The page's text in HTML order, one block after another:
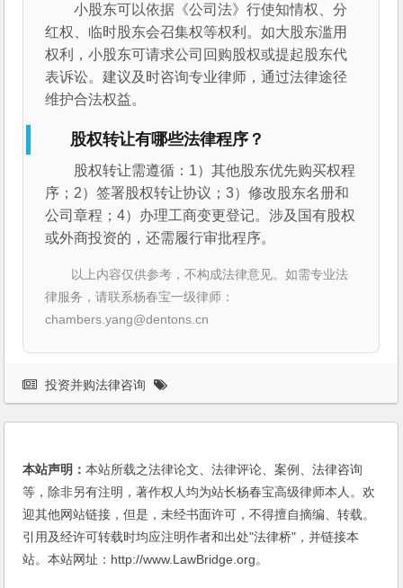
小股东可以依据《公司法》行使知情权、分
红权、临时股东会召集权等权利。如大股东滥用
权利，小股东可请求公司回购股权或提起股东代
表诉讼。建议及时咨询专业律师，通过法律途径
维护合法权益。
股权转让有哪些法律程序？
股权转让需遵循：1）其他股东优先购买权程
序；2）签署股权转让协议；3）修改股东名册和
公司章程；4）办理工商变更登记。涉及国有股权
或外商投资的，还需履行审批程序。
以上内容仅供参考，不构成法律意见。如需专业法
律服务，请联系杨春宝一级律师：
chambers.yang@dentons.cn
投资并购法律咨询
本站声明：本站所载之法律论文、法律评论、案例、法律咨询
等，除非另有注明，著作权人均为站长杨春宝高级律师本人。欢
迎其他网站链接，但是，未经书面许可，不得擅自摘编、转载。
引用及经许可转载时均应注明作者和出处"法律桥"，并链接本
站。本站网址：http://www.LawBridge.org。